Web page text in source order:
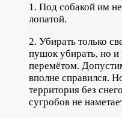
1. Под собакой им
лопатой.
2. Убирать только
пушок убирать, но и
перемётом.
вполне справился.
территория без
сугробов не